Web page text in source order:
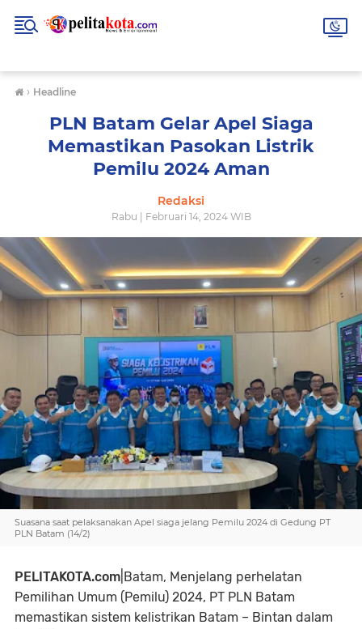
› Headline
PLN Batam Gelar Apel Siaga
Memastikan Pasokan Listrik
Pemilu 2024 Aman
Redaksi
Rabu | Februari 14, 2024 WIB
Suasana saat pelaksanakan Apel siaga jelang Pemilu 2024 di Gedung PT
PLN Batam (14/2)
PELITAKOTA.com |Batam, Menjelang perhelatan
Pemilihan Umum (Pemilu) 2024, PT PLN Batam
memastikan sistem kelistrikan Batam – Bintan dalam